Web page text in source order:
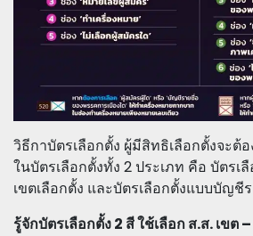
วิธีกาบัตรเลือกตั้ง ผู้มีสิทธิเลือกตั้งจะต้
ในบัตรเลือกตั้งทั้ง 2 ประเภท คือ บัตรเ
เขตเลือกตั้ง และบัตรเลือกตั้งแบบบัญชี
รู้จักบัตรเลือกตั้ง 2 สี ใช้เลือก ส.ส. เขต